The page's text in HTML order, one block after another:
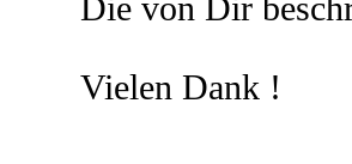
Die von Dir
Vielen Dank !